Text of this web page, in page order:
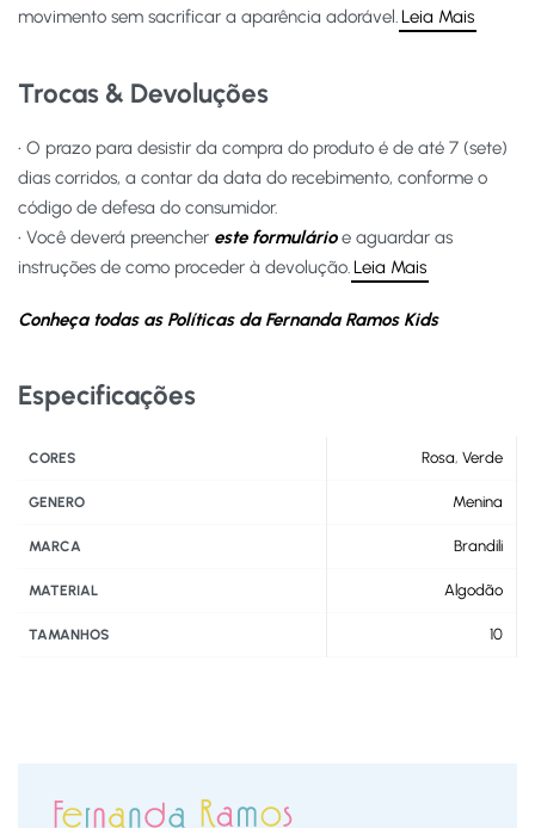
movimento sem sacrificar a aparência adorável.Leia Mais
Trocas & Devoluções
• O prazo para desistir da compra do produto é de até 7 (sete)
dias corridos, a contar da data do recebimento, conforme o
código de defesa do consumidor.
• Você deverá preencher este formulárioe aguardar as
instruções de como proceder à devolução.Leia Mais
Conheça todas as Políticas da Fernanda Ramos Kids
Especificações
CORES Rosa, Verde
GENERO Menina
MARCA Brandili
MATERIAL Algodão
TAMANHOS 10